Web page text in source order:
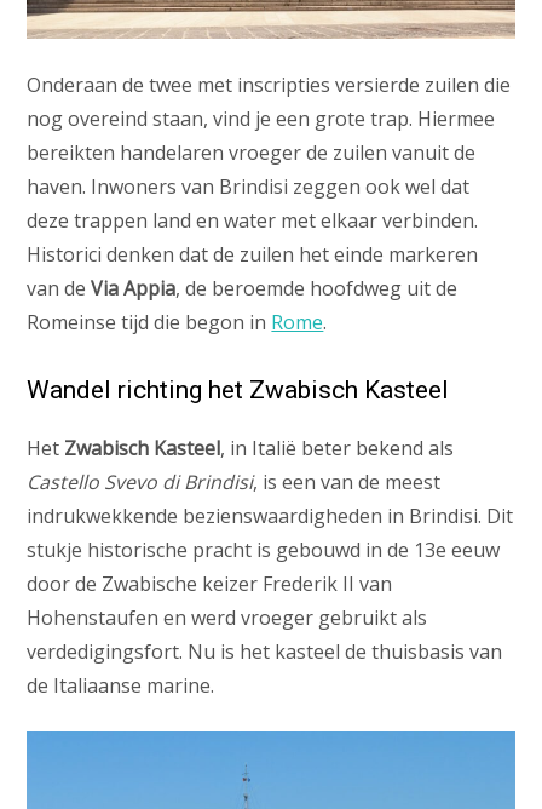
Onderaan de twee met inscripties versierde zuilen die
nog overeind staan, vind je een grote trap. Hiermee
bereikten handelaren vroeger de zuilen vanuit de
haven. Inwoners van Brindisi zeggen ook wel dat
deze trappen land en water met elkaar verbinden.
Historici denken dat de zuilen het einde markeren
van deVia Appia, de beroemde hoofdweg uit de
Romeinse tijd die begon in Rome.
Wandel richting het Zwabisch Kasteel
Het Zwabisch Kasteel, in Italië beter bekend als
Castello Svevo di Brindisi, is een van de meest
indrukwekkende bezienswaardigheden in Brindisi. Dit
stukje historische pracht is gebouwd in de 13e eeuw
door de Zwabische keizer Frederik II van
Hohenstaufen en werd vroeger gebruikt als
verdedigingsfort. Nu is het kasteel de thuisbasis van
de Italiaanse marine.